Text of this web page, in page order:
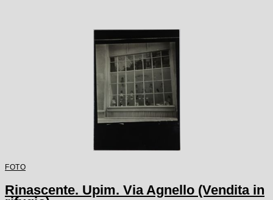
FOTO
Rinascente. Upim. Via Agnello (Vendita in